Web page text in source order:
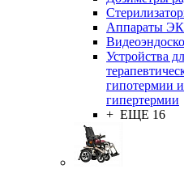
Аппараты
Устройства
гипотермии и
гипертермии
+ ЕЩЕ 16